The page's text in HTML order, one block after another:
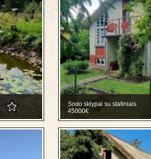
Sodo sklypai su statiniais
45000€